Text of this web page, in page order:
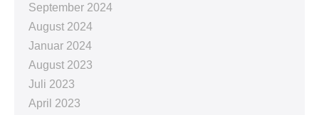
September 2024
August 2024
Januar 2024
August 2023
Juli 2023
April 2023